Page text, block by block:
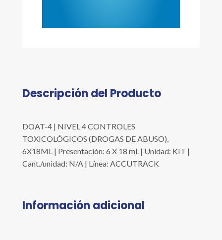
Descripción del Producto
DOAT-4 | NIVEL 4 CONTROLES
TOXICOLÓGICOS (DROGAS DE ABUSO),
6X18ML | Presentación: 6 X 18 ml. | Unidad: KIT |
Cant./unidad: N/A | Línea: ACCUTRACK
Información adicional